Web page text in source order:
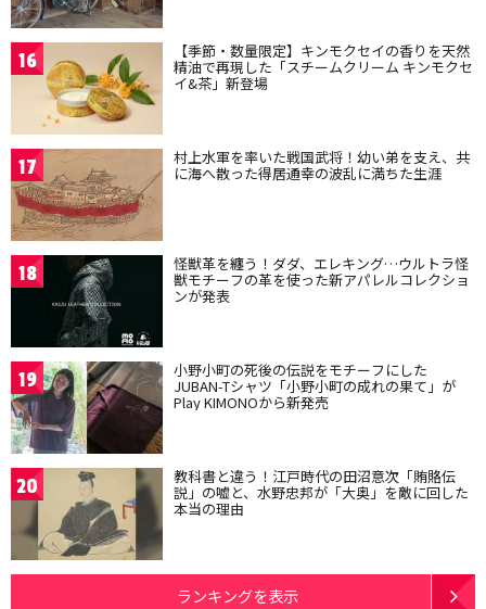
16 【季節・数量限定】キンモクセイの香りを天然
精油で再現した「スチームクリーム キンモクセ
イ&茶」新登場
17 村上水軍を率いた戦国武将！幼い弟を支え、共
に海へ散った得居通幸の波乱に満ちた生涯
18 怪獣革を纏う！ダダ、エレキング…ウルトラ怪
獣モチーフの革を使った新アパレルコレクショ
ンが発表
19 小野小町の死後の伝説をモチーフにした
JUBAN-Tシャツ「小野小町の成れの果て」が
Play KIMONOから新発売
20 教科書と違う！江戸時代の田沼意次「賄賂伝
説」の嘘と、水野忠邦が「大奥」を敵に回した
本当の理由
ランキングを表示